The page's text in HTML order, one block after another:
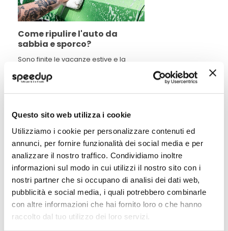
Questo sito web utilizza i cookie
Utilizziamo i cookie per personalizzare contenuti ed
annunci, per fornire funzionalità dei social media e per
analizzare il nostro traffico. Condividiamo inoltre
informazioni sul modo in cui utilizzi il nostro sito con i
nostri partner che si occupano di analisi dei dati web,
pubblicità e social media, i quali potrebbero combinarle
con altre informazioni che hai fornito loro o che hanno
raccolto dal tuo utilizzo dei loro servizi.
Come ripulire l'auto da
sabbia e sporco?
Sono finite le vacanze estive e la
sporca di carte, sabbia, terra e
appena uscita dalla concessionaria.
POTREBBERO INTERESSARTI
Miglior Prezzo Miglior Prezzo